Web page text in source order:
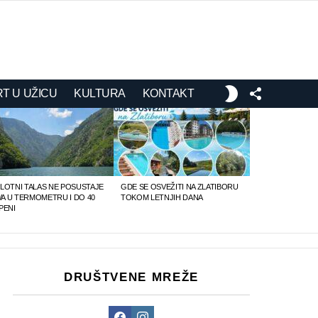
U UŽICU KULTURA KONTAKT
SWITCH
SKIN
TALAS NE POSUSTAJE
U TERMOMETRU I DO 40
GDE SE OSVEŽITI NA ZLATIBORU
TOKOM LETNJIH DANA
DRUŠTVENE MREŽE
FacebookInstagram